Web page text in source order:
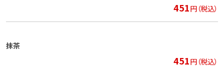
451円（税込）
抹茶
451円（税込）